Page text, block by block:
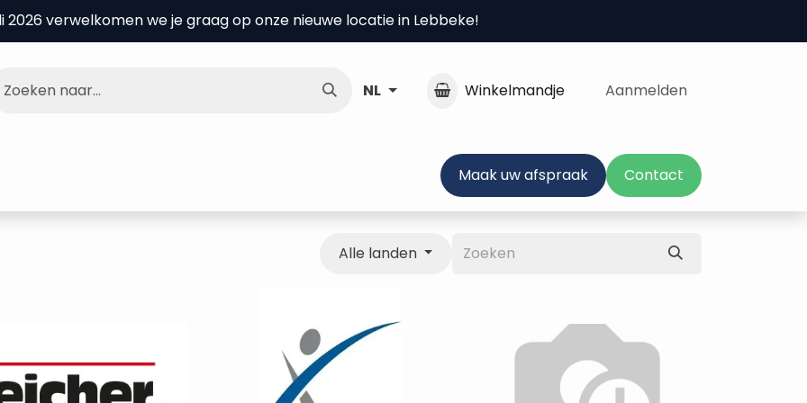
2026 verwelkomen we je graag op onze nieuwe locatie in Lebbeke!
NL Winkelmandje Aanmelden
Maak uw afspraak Contact
Alle landen